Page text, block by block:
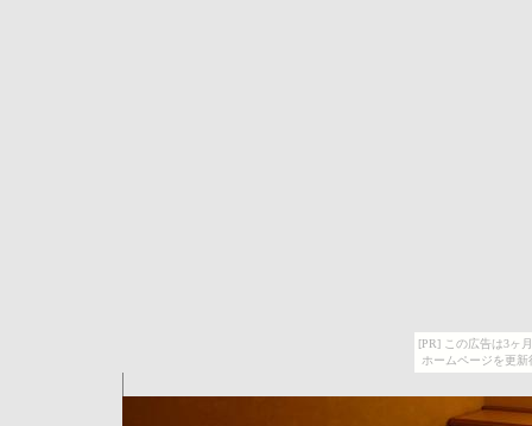
[PR] この広告は3ヶ
ホームページを更